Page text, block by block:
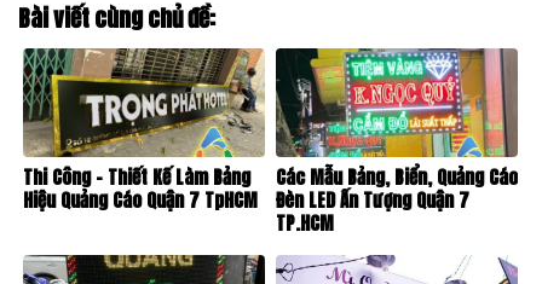
Bài viết cùng chủ đề:
Thi Công – Thiết Kế Làm Bảng
Hiệu Quảng Cáo Quận 7 TpHCM
Các Mẫu Bảng, Biển, Quảng Cáo
Đèn LED Ấn Tượng Quận 7
TP.HCM